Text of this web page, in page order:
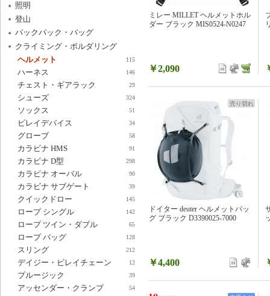
ミレー MILLET ヘルメットホル
ダー ブラック MIS0524-N0247
￥2,090
ドイター deuter ヘルメットバッ
グ ブラック D3390025-7000
￥4,400
売り切れ
照明
登山
バックパック・バッグ
クライミング・ボルダリング
ヘルメット
115
ハーネス 146
チェスト・ギアラック 29
シューズ 324
ソックス 51
ビレイデバイス 34
グローブ 58
カラビナ HMS 91
カラビナ D型 298
カラビナ オーバル 90
カラビナ サブゲート 39
クイックドロー 145
ロープ シングル 142
ロープ ツイン・ダブル 65
ロープ バッグ 128
スリング 212
デイジー・ビレイチェーン 12
プルージック 39
アッセンダー・クランプ 54